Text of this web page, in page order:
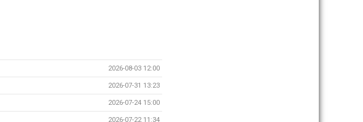
2026-08-03 12:00
2026-07-31 13:23
2026-07-24 15:00
2026-07-22 11:34